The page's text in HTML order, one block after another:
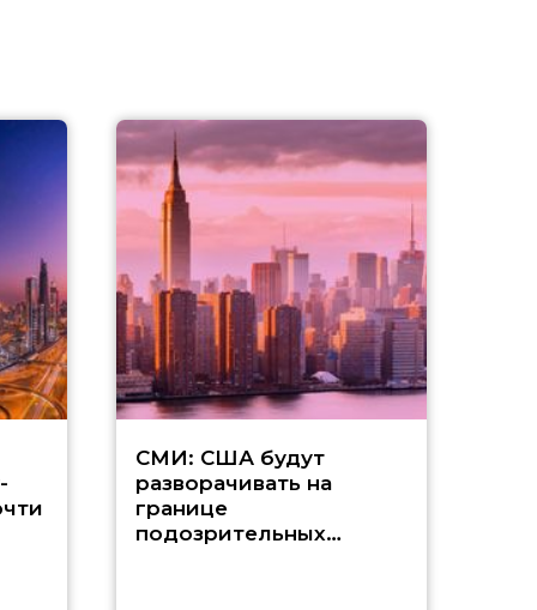
СМИ: США будут
разворачивать на
границе
подозрительных